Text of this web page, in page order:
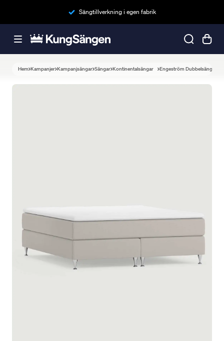
Sängtillverkning i egen fabrik
Hem Kampanjer Kampanjsängar Sängar Kontinentalsängar Engeström Dubbelsäng